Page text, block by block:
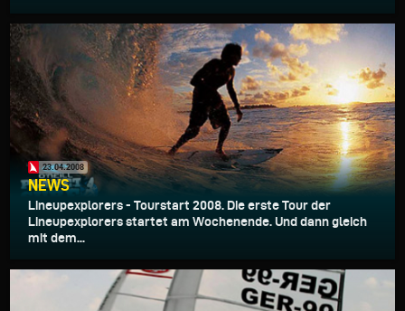
23.04.2008
NEWS
Lineupexplorers - Tourstart 2008. Die erste Tour der
Lineupexplorers startet am Wochenende. Und dann gleich
mit dem...